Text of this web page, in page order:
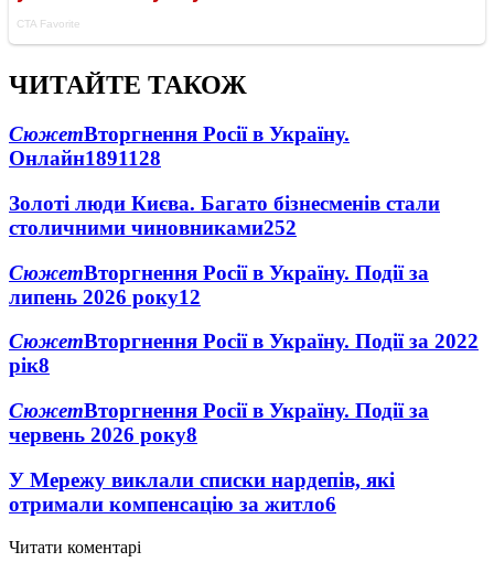
ЧИТАЙТЕ ТАКОЖ
СюжетВторгнення Росії в Україну.
Онлайн1891128
Золоті люди Києва. Багато бізнесменів стали
столичними чиновниками252
СюжетВторгнення Росії в Україну. Події за
липень 2026 року12
СюжетВторгнення Росії в Україну. Події за 2022
рік8
СюжетВторгнення Росії в Україну. Події за
червень 2026 року8
У Мережу виклали списки нардепів, які
отримали компенсацію за житло6
Читати коментарі